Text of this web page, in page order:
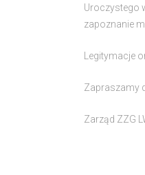
Uroczystego
zapoznanie
Legitymacje
Zapraszamy
Zarząd ZZG